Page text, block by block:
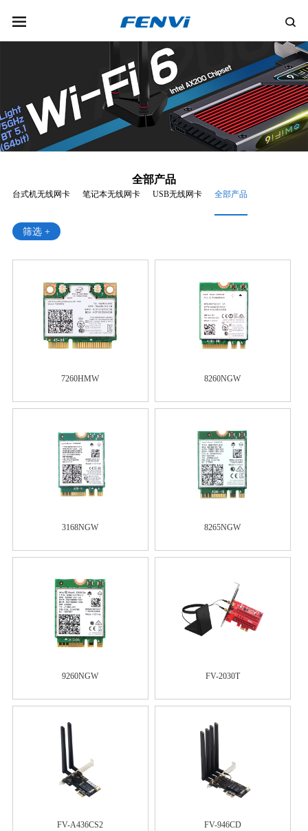
全部产品
台式机无线网卡 笔记本无线网卡 USB无线网卡 全部产品
筛选 +
7260HMW 8260NGW
3168NGW 8265NGW
9260NGW FV-2030T
FV-A436CS2 FV-946CD